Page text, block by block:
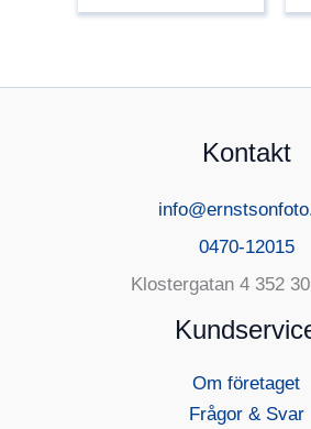
Kontakt
0470-12015
Klostergatan 4 352
Om företaget
Frågor & Svar